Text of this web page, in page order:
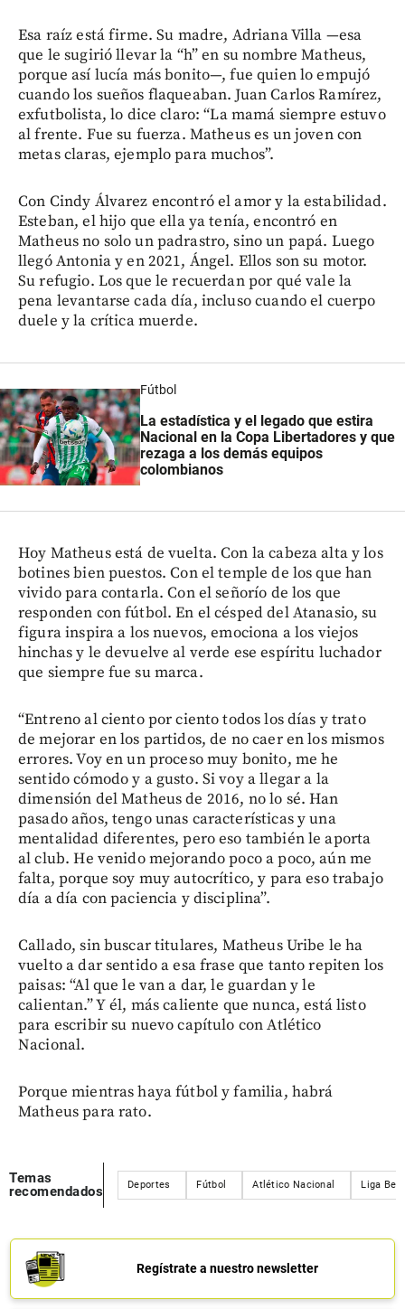
Esa raíz está firme. Su madre, Adriana Villa —esa
que le sugirió llevar la “h” en su nombre Matheus,
porque así lucía más bonito—, fue quien lo empujó
cuando los sueños flaqueaban. Juan Carlos Ramírez,
exfutbolista, lo dice claro: “La mamá siempre estuvo
al frente. Fue su fuerza. Matheus es un joven con
metas claras, ejemplo para muchos”.
Con Cindy Álvarez encontró el amor y la estabilidad.
Esteban, el hijo que ella ya tenía, encontró en
Matheus no solo un padrastro, sino un papá. Luego
llegó Antonia y en 2021, Ángel. Ellos son su motor.
Su refugio. Los que le recuerdan por qué vale la
pena levantarse cada día, incluso cuando el cuerpo
duele y la crítica muerde.
Fútbol
La estadística y el legado que estira
Nacional en la Copa Libertadores y que
rezaga a los demás equipos
colombianos
Hoy Matheus está de vuelta. Con la cabeza alta y los
botines bien puestos. Con el temple de los que han
vivido para contarla. Con el señorío de los que
responden con fútbol. En el césped del Atanasio, su
figura inspira a los nuevos, emociona a los viejos
hinchas y le devuelve al verde ese espíritu luchador
que siempre fue su marca.
“Entreno al ciento por ciento todos los días y trato
de mejorar en los partidos, de no caer en los mismos
errores. Voy en un proceso muy bonito, me he
sentido cómodo y a gusto. Si voy a llegar a la
dimensión del Matheus de 2016, no lo sé. Han
pasado años, tengo unas características y una
mentalidad diferentes, pero eso también le aporta
al club. He venido mejorando poco a poco, aún me
falta, porque soy muy autocrítico, y para eso trabajo
día a día con paciencia y disciplina”.
Callado, sin buscar titulares, Matheus Uribe le ha
vuelto a dar sentido a esa frase que tanto repiten los
paisas: “Al que le van a dar, le guardan y le
calientan.” Y él, más caliente que nunca, está listo
para escribir su nuevo capítulo con Atlético
Nacional.
Porque mientras haya fútbol y familia, habrá
Matheus para rato.
Temas
recomendados
Deportes Fútbol Atlético Nacional Liga
Regístrate a nuestro newsletter